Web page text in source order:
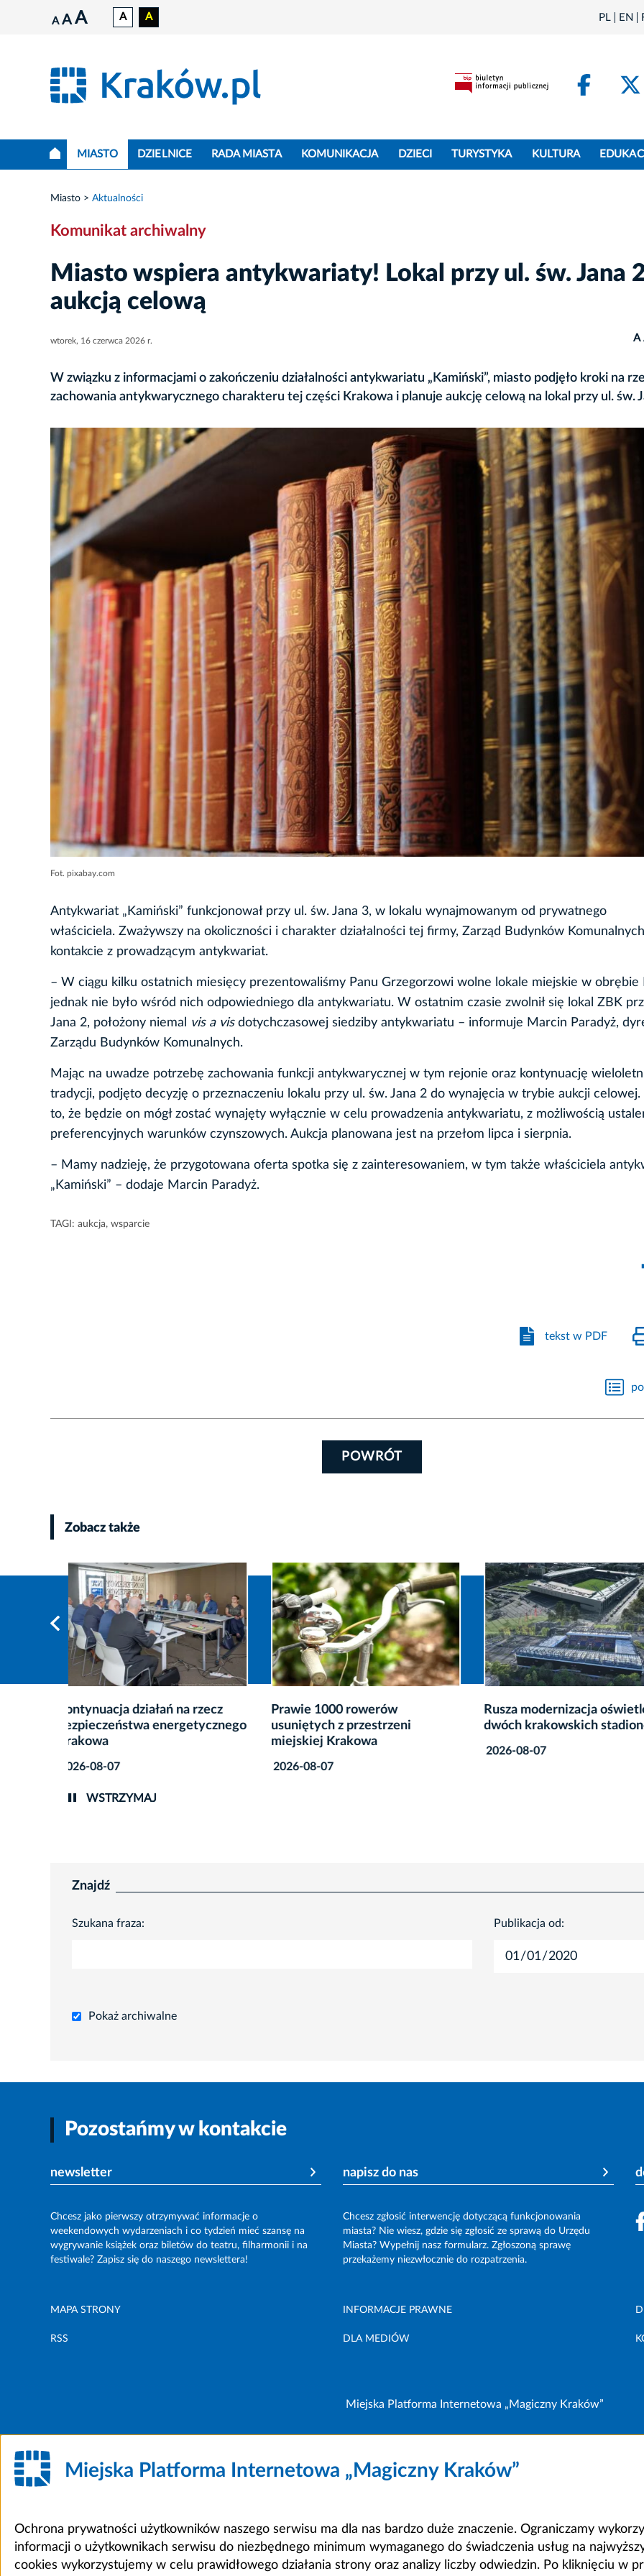
A A A A A PL EN
MIASTO DZIELNICE RADA MIASTA KOMUNIKACJA DZIECI TURYSTYKA KULTURA
Miasto Aktualności
Komunikat archiwalny
Miasto wspiera antykwariaty! Lokal przy ul. św. Jana
aukcją celową
wtorek, 16 czerwca 2026 r. A
W związku z informacjami o zakończeniu działalności antykwariatu „Kamiński”, miasto podjęło kroki na
zachowania antykwarycznego charakteru tej części Krakowa i planuje aukcję celową na lokal przy ul. św.
Fot. pixabay.com
Antykwariat „Kamiński” funkcjonował przy ul. św. Jana 3, w lokalu wynajmowanym od prywatnego
właściciela. Zważywszy na okoliczności i charakter działalności tej firmy, Zarząd Budynków
kontakcie z prowadzącym antykwariat.
– W ciągu kilku ostatnich miesięcy prezentowaliśmy Panu Grzegorzowi wolne lokale miejskie w obrębie
jednak nie było wśród nich odpowiedniego dla antykwariatu. W ostatnim czasie zwolnił się lokal ZBK
Jana 2, położony niemal
vis a vis dotychczasowej siedziby antykwariatu – informuje Marcin Paradyż,
Zarządu Budynków Komunalnych.
Mając na uwadze potrzebę zachowania funkcji antykwarycznej w tym rejonie oraz kontynuację
tradycji, podjęto decyzję o przeznaczeniu lokalu przy ul. św. Jana 2 do wynajęcia w trybie aukcji celowej.
to, że będzie on mógł zostać wynajęty wyłącznie w celu prowadzenia antykwariatu, z możliwością
preferencyjnych warunków czynszowych. Aukcja planowana jest na przełom lipca i sierpnia.
– Mamy nadzieję, że przygotowana oferta spotka się z zainteresowaniem, w tym także właściciela
„Kamiński” – dodaje Marcin Paradyż.
TAGI: aukcja, wsparcie
tekst w PDF
POWRÓT
Zobacz także
Prawie 1000 rowerów
usuniętych z przestrzeni
miejskiej Krakowa
2026-08-07
Rusza modernizacja oświetlenia
dwóch krakowskich stadionów
2026-08-07
Poidełka dla ptaków w
krakowskich parkach
2026-08-06
WSTRZYMAJ
Znajdź
Szukana fraza: Publikacja od:
Pokaż archiwalne
Pozostańmy w kontakcie
newsletter
Chcesz jako pierwszy otrzymywać informacje o
weekendowych wydarzeniach i co tydzień mieć szansę na
wygrywanie książek oraz biletów do teatru, filharmonii i na
festiwale? Zapisz się do naszego newslettera!
napisz do nas
Chcesz zgłosić interwencję dotyczącą funkcjonowania
miasta? Nie wiesz, gdzie się zgłosić ze sprawą do Urzędu
Miasta? Wypełnij nasz formularz. Zgłoszoną sprawę
przekażemy niezwłocznie do rozpatrzenia.
MAPA STRONY INFORMACJE PRAWNE
RSS DLA MEDIÓW
Miejska Platforma Internetowa „Magiczny Kraków”
Miejska Platforma Internetowa „Magiczny Kraków”
Ochrona prywatności użytkowników naszego serwisu ma dla nas bardzo duże znaczenie. Ograniczamy
informacji o użytkownikach serwisu do niezbędnego minimum wymaganego do świadczenia usług na
cookies wykorzystujemy w celu prawidłowego działania strony oraz analizy liczby odwiedzin. Po kliknięciu w